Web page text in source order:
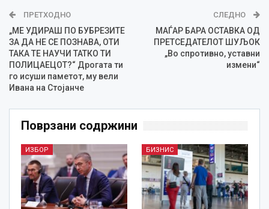
ПРЕТХОДНО
„МЕ УДИРАШ ПО БУБРЕЗИТЕ
ЗА ДА НЕ СЕ ПОЗНАВА, ОТИ
ТАКА ТЕ НАУЧИ ТАТКО ТИ
ПОЛИЦАЕЦОТ?“ Дрогата ти
го исуши паметот, му вели
Ивана на Стојанче
СЛЕДНО
МАЃАР БАРА ОСТАВКА ОД
ПРЕТСЕДАТЕЛОТ ШУЉОК
„Во спротивно, уставни
измени“
Поврзани содржини
ИЗБОР БИЗНИС